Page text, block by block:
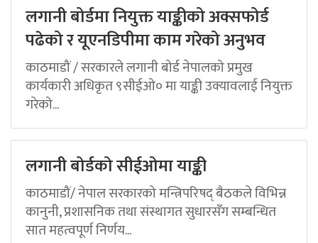
लगानी बोर्डमा नियुक्त याङ्कीको अक्सफोर्ड
पढेको र यूएनडिपीमा काम गरेको अनुभव
काठमाडौं / सरकारले लगानी बोर्ड नेपालको प्रमुख
कार्यकारी अधिकृत ९सीईओ० मा याङ्की उक्यावलाई नियुक्त
गरेको...
लगानी बोर्डको सीईओमा याङ्की
काठमाडौं/ नेपाल सरकारको मन्त्रिपरिषद् बैठकले विभिन्न
कानुनी, प्रशासनिक तथा संस्थागत सुधारसँग सम्बन्धित
सात महत्वपूर्ण निर्णय...